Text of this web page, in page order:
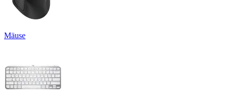
Mäuse